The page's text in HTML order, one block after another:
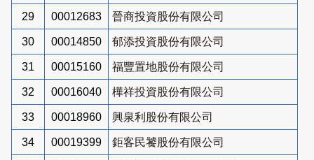
29 00012683 晉商投資股份有限公司
30 00014850 郁添投資股份有限公司
31 00015160 福豐置地股份有限公司
32 00016040 樺祥投資股份有限公司
33 00018960 興泉利股份有限公司
34 00019399 鉅客民饕股份有限公司